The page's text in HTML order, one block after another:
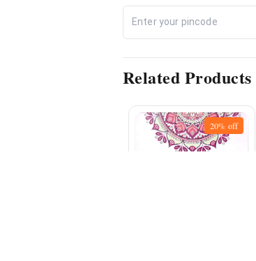
Related Products
20% off